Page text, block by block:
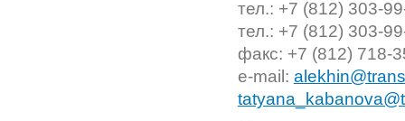
тел.: +7 (812) 303-
тел.: +7 (812) 303-
факс: +7 (812) 718-
e-mail: